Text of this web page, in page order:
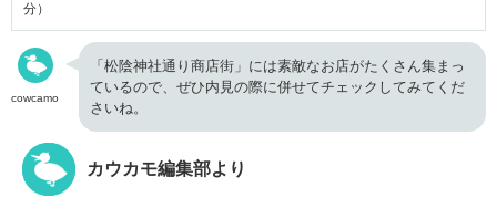
分）
cowcamo
「松陰神社通り商店街」には素敵なお店がたくさん集まっ
ているので、ぜひ内見の際に併せてチェックしてみてくだ
さいね。
カウカモ編集部より